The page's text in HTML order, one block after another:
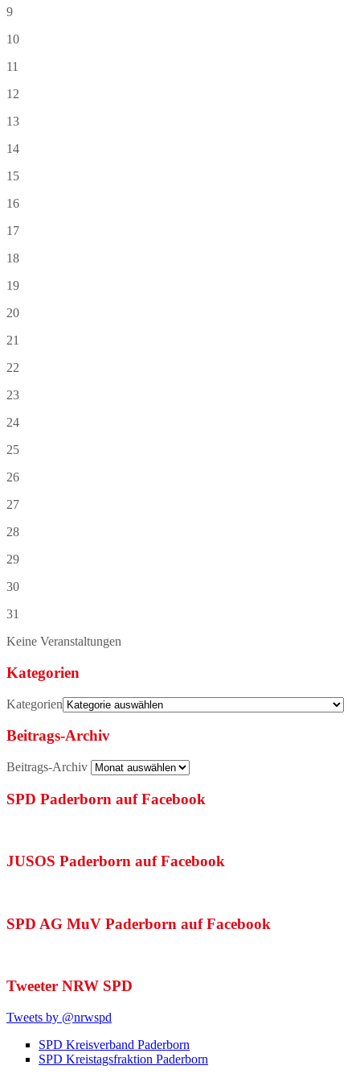
9
10
11
12
13
14
15
16
17
18
19
20
21
22
23
24
25
26
27
28
29
30
31
Keine Veranstaltungen
Kategorien
Kategorien
Beitrags-Archiv
Beitrags-Archiv
SPD Paderborn auf Facebook
JUSOS Paderborn auf Facebook
SPD AG MuV Paderborn auf Facebook
Tweeter NRW SPD
Tweets by @nrwspd
SPD Kreisverband Paderborn
SPD Kreistagsfraktion Paderborn